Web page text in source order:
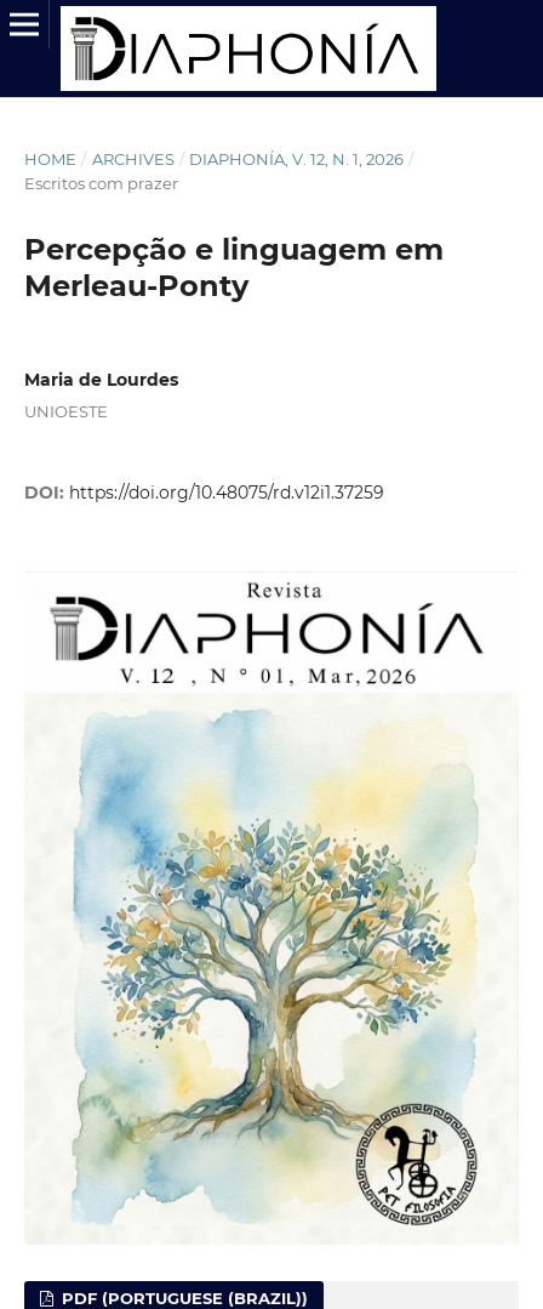
HOME / ARCHIVES / DIAPHONÍA, V. 12, N. 1, 2026 /
Escritos com prazer
Percepção e linguagem em
Merleau-Ponty
Maria de Lourdes
UNIOESTE
DOI: https://doi.org/10.48075/rd.v12i1.37259
PDF (PORTUGUESE (BRAZIL))